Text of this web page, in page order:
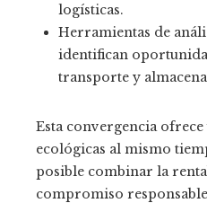
logísticas.
Herramientas de
identifican
transporte y
Esta convergencia
ecológicas al mismo
posible combinar la
compromiso